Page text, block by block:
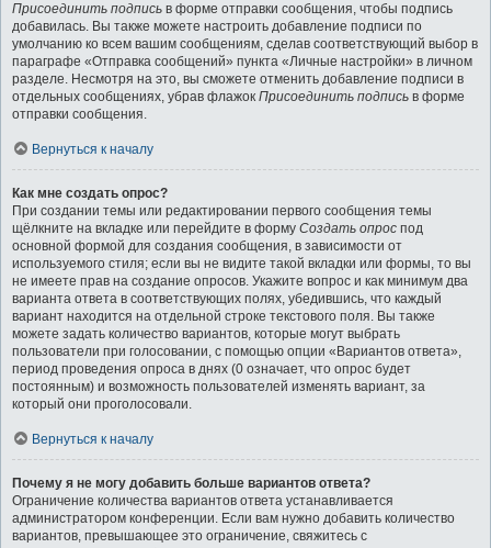
Присоединить подпись в форме отправки сообщения, чтобы подпись
добавилась. Вы также можете настроить добавление подписи по
умолчанию ко всем вашим сообщениям, сделав соответствующий выбор в
параграфе «Отправка сообщений» пункта «Личные настройки» в личном
разделе. Несмотря на это, вы сможете отменить добавление подписи в
отдельных сообщениях, убрав флажок Присоединить подпись в форме
отправки сообщения.
Вернуться к началу
Как мне создать опрос?
При создании темы или редактировании первого сообщения темы
щёлкните на вкладке или перейдите в форму Создать опрос под
основной формой для создания сообщения, в зависимости от
используемого стиля; если вы не видите такой вкладки или формы, то вы
не имеете прав на создание опросов. Укажите вопрос и как минимум два
варианта ответа в соответствующих полях, убедившись, что каждый
вариант находится на отдельной строке текстового поля. Вы также
можете задать количество вариантов, которые могут выбрать
пользователи при голосовании, с помощью опции «Вариантов ответа»,
период проведения опроса в днях (0 означает, что опрос будет
постоянным) и возможность пользователей изменять вариант, за
который они проголосовали.
Вернуться к началу
Почему я не могу добавить больше вариантов ответа?
Ограничение количества вариантов ответа устанавливается
администратором конференции. Если вам нужно добавить количество
вариантов, превышающее это ограничение, свяжитесь с